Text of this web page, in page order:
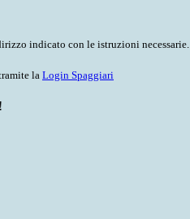
indicato con le istruzioni necessarie.
la Login Spaggiari